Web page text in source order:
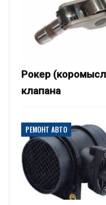
Рокер
клапана
РЕМОНТ АВТО